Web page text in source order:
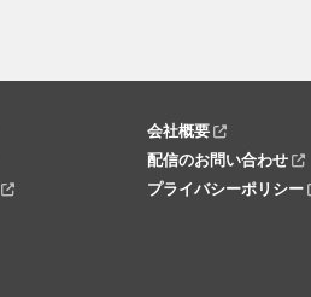
会社概要
配信のお問い合わせ
プライバシーポリシー